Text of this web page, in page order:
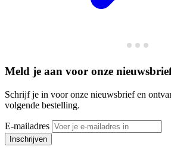
Meld je aan voor onze
Schrijf je in voor onze nieuwsbrief en
volgende bestelling.
E-mailadres
Inschrijven